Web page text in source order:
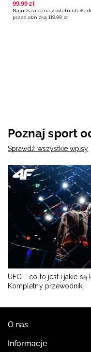
99,99 zł
Najniższa cena z ostatnich 30
przed obniżką 119,99 zł
Poznaj sport
Sprawdź wszystkie wpisy
UFC – co to jest i jakie są
Kompletny przewodnik
O nas
Informacje